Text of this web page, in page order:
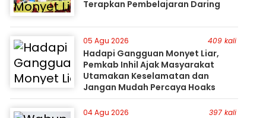
Terapkan Pembelajaran Daring
05 Agu 2026 409 kali
Hadapi Gangguan Monyet Liar,
Pemkab Inhil Ajak Masyarakat
Utamakan Keselamatan dan
Jangan Mudah Percaya Hoaks
04 Agu 2026 397 kali